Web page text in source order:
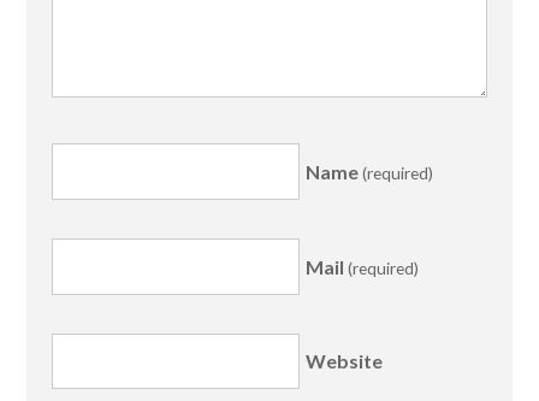
Name(required)
Mail (required)
Website